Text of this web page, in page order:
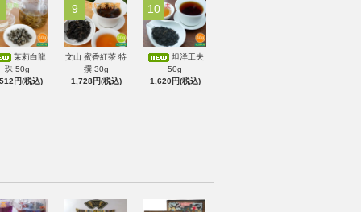
茉莉白龍
珠 50g
円(税込)
9
文山 蜜香紅茶 特
撰 30g
1,728円(税込)
10
坦洋工夫
50g
1,620円(税込)